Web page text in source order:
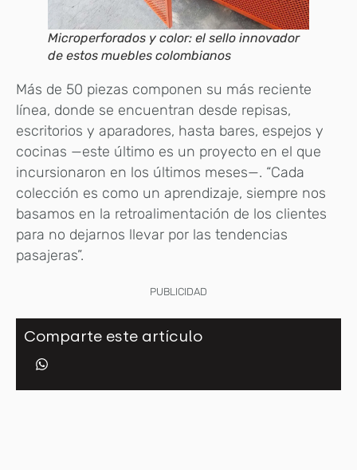
Microperforados y color: el sello innovador
de estos muebles colombianos
Más de 50 piezas componen su más reciente
línea, donde se encuentran desde repisas,
escritorios y aparadores, hasta bares, espejos y
cocinas —este último es un proyecto en el que
incursionaron en los últimos meses—. “Cada
colección es como un aprendizaje, siempre nos
basamos en la retroalimentación de los clientes
para no dejarnos llevar por las tendencias
pasajeras”.
PUBLICIDAD
Comparte este artículo